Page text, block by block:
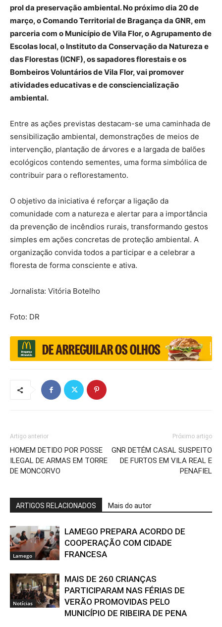
prol da preservação ambiental. No próximo dia 20 de
março, o Comando Territorial de Bragança da GNR, em
parceria com o Município de Vila Flor, o Agrupamento de
Escolas local, o Instituto da Conservação da Natureza e
das Florestas (ICNF), os sapadores florestais e os
Bombeiros Voluntários de Vila Flor, vai promover
atividades educativas e de consciencialização
ambiental.
Entre as ações previstas destacam-se uma caminhada de
sensibilização ambiental, demonstrações de meios de
intervenção, plantação de árvores e a largada de balões
ecológicos contendo sementes, uma forma simbólica de
contribuir para o reflorestamento.
O objetivo da iniciativa é reforçar a ligação da
comunidade com a natureza e alertar para a importância
da prevenção de incêndios rurais, transformando gestos
simples em ações concretas de proteção ambiental. A
organização convida todos a participar e a celebrar a
floresta de forma consciente e ativa.
Jornalista: Vitória Botelho
Foto: DR
Artigo anterior
HOMEM DETIDO POR POSSE
ILEGAL DE ARMAS EM TORRE
DE MONCORVO
Próximo artigo
GNR DETÉM CASAL SUSPEITO
DE FURTOS EM VILA REAL E
PENAFIEL
ARTIGOS RELACIONADOS Mais do autor
Lamego
LAMEGO PREPARA ACORDO DE
COOPERAÇÃO COM CIDADE
FRANCESA
Notícias
MAIS DE 260 CRIANÇAS
PARTICIPARAM NAS FÉRIAS DE
VERÃO PROMOVIDAS PELO
MUNICÍPIO DE RIBEIRA DE PENA